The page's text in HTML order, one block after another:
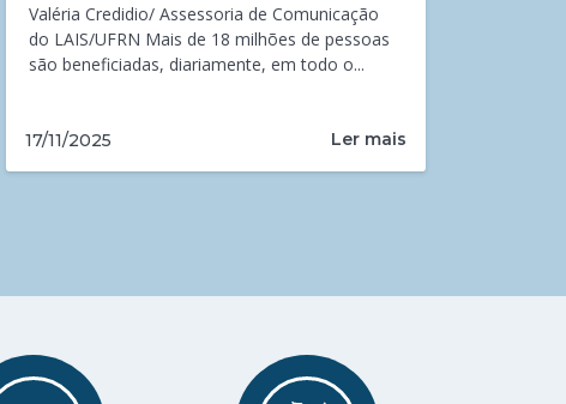
Valéria Credidio/ Assessoria de Comunicação
do LAIS/UFRN Mais de 18 milhões de pessoas
são beneficiadas, diariamente, em todo o...
17/11/2025 Ler mais